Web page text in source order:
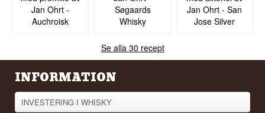
Jan Ohrt -
Auchroisk
Søgaards
Whisky
Jan Ohrt - San
Jose Silver
Se alla 30 recept
INFORMATION
INVESTERING I WHISKY